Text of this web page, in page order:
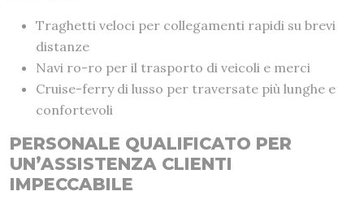
Traghetti veloci per collegamenti rapidi su brevi
distanze
Navi ro-ro per il trasporto di veicoli e merci
Cruise-ferry di lusso per traversate più lunghe e
confortevoli
PERSONALE QUALIFICATO PER
UN’ASSISTENZA CLIENTI
IMPECCABILE